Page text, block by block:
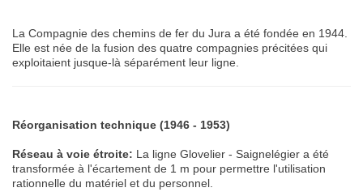
La Compagnie des chemins de fer du Jura a été fondée en 1944.
Elle est née de la fusion des quatre compagnies précitées qui
exploitaient jusque-là séparément leur ligne.
Réorganisation technique (1946 - 1953)
Réseau à voie étroite: La ligne Glovelier - Saignelégier a été
transformée à l'écartement de 1 m pour permettre l'utilisation
rationnelle du matériel et du personnel.